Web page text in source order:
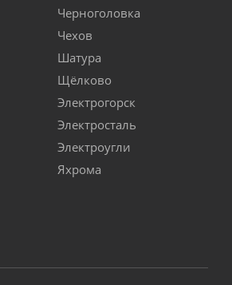
Черноголовка
Чехов
Шатура
Щёлково
Электрогорск
Электросталь
Электроугли
Яхрома